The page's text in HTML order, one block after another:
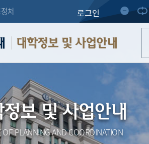
처 로그인
대학정보 및 사업안내
정보 및 사업안내
OF PLANNING AND COORDINATION